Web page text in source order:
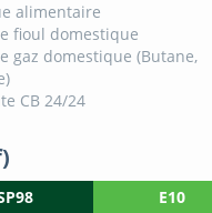
alimentaire
fioul domestique
gaz domestique (Butane,
CB 24/24
E10